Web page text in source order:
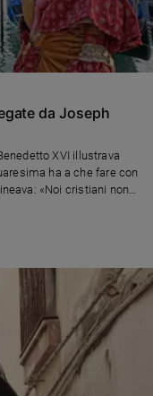
da Joseph
XVI illustrava
ha a che fare con
«Noi cristiani non